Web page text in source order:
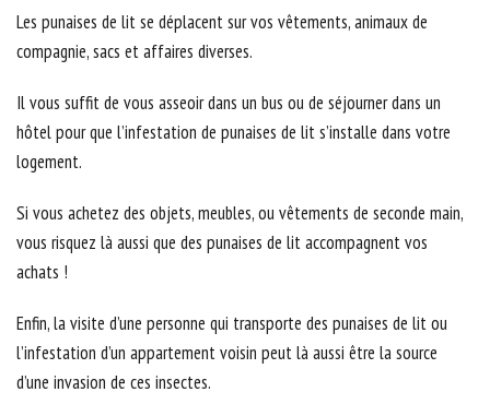
Les punaises de lit se déplacent sur vos vêtements, animaux de
compagnie, sacs et affaires diverses.
Il vous suffit de vous asseoir dans un bus ou de séjourner dans un
hôtel pour que l’infestation de punaises de lit s’installe dans votre
logement.
Si vous achetez des objets, meubles, ou vêtements de seconde main,
vous risquez là aussi que des punaises de lit accompagnent vos
achats !
Enfin, la visite d’une personne qui transporte des punaises de lit ou
l’infestation d’un appartement voisin peut là aussi être la source
d’une invasion de ces insectes.